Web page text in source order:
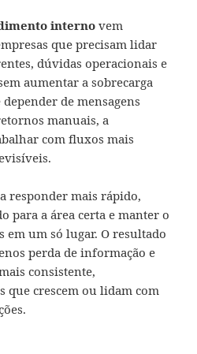
internovem
que precisam lidar
dúvidas operacionais e
aumentar a sobrecarga
de mensagens
manuais, a
com fluxos mais
responder mais rápido,
para a área certa e manter o
em um só lugar. O resultado
perda de informação e
consistente,
que crescem ou lidam com